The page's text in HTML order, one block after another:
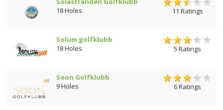
18 Holes
11 Ratings
Solum golfklubb
18 Holes
5 Ratings
Soon Golfklubb
9 Holes
6 Ratings